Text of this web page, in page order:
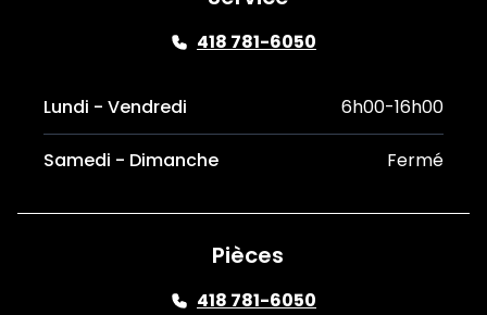
418 781-6050
Lundi - Vendredi 6h00-16h00
Samedi - Dimanche Fermé
Pièces
418 781-6050